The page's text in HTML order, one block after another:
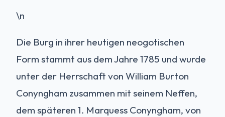
\n
Die Burg in ihrer heutigen neogotischen
Form stammt aus dem Jahre 1785 und wurde
unter der Herrschaft von William Burton
Conyngham zusammen mit seinem Neffen,
dem späteren 1. Marquess Conyngham, von